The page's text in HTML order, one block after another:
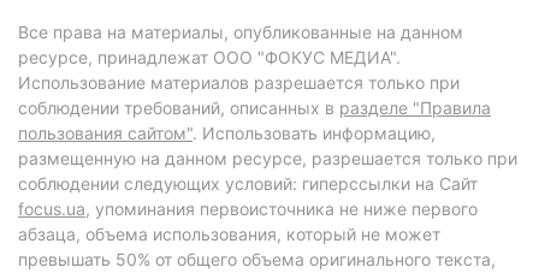
Все права на материалы, опубликованные на данном
ресурсе, принадлежат ООО "ФОКУС МЕДИА".
Использование материалов разрешается только при
соблюдении требований, описанных в разделе "Правила
пользования сайтом". Использовать информацию,
размещенную на данном ресурсе, разрешается только при
соблюдении следующих условий: гиперссылки на Сайт
focus.ua, упоминания первоисточника не ниже первого
абзаца, объема использования, который не может
превышать 50% от общего объема оригинального текста,